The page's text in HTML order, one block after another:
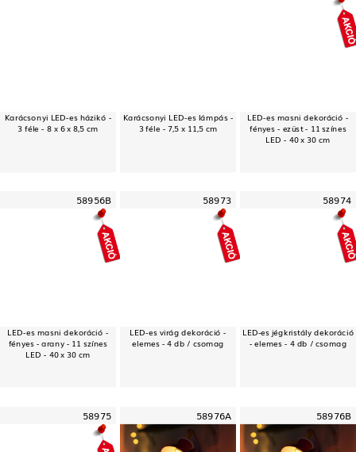
Karácsonyi LED-es házikó -
3 féle - 8 x 6 x 8,5 cm
Karácsonyi LED-es lámpás -
3 féle - 7,5 x 11,5 cm
LED-es masni dekoráció -
fényes - ezüst - 11 színes
LED - 40 x 30 cm
58956B
LED-es masni dekoráció -
fényes - arany - 11 színes
LED - 40 x 30 cm
58973
LED-es virág dekoráció -
elemes - 4 db / csomag
58974
LED-es jégkristály dekoráció
- elemes - 4 db / csomag
58975 58976A 58976B